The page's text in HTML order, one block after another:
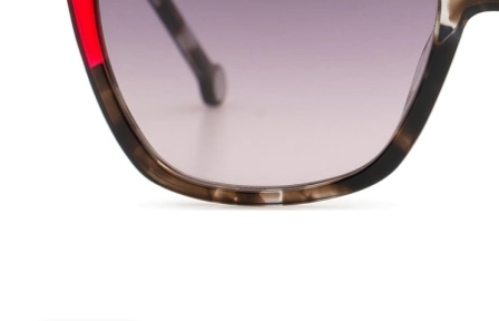
43 mm
Glashöhe Glasbreite
Glasbreite